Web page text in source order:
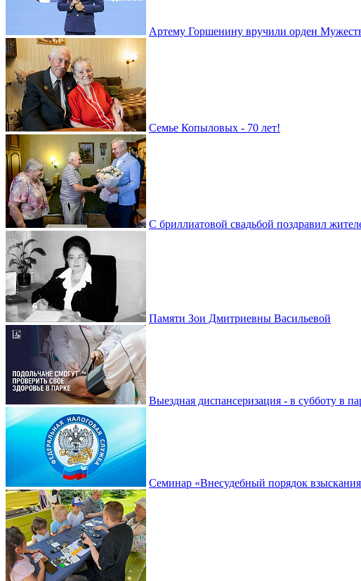
Артему Горшенину вручили орден
Семье Копыловых - 70 лет!
С бриллиатовой свадьбой поздравил
Памяти Зои Дмитриевны Васильевой
Выездная диспансеризация - в субботу в
Семинар «Внесудебный порядок